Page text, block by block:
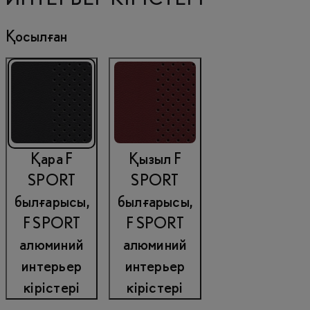
Қосылған
Қара F
SPORT
былғарысы,
F SPORT
алюминий
интерьер
кірістері
Қызыл F
SPORT
былғарысы,
F SPORT
алюминий
интерьер
кірістері